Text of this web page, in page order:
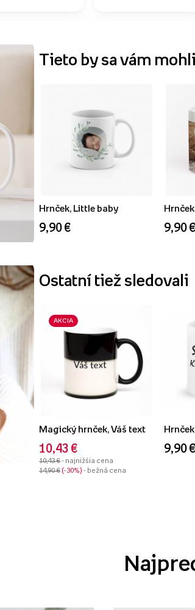
Tieto by sa vám
Hrnček, Little baby
9,90 € 9,90 €
Ostatní tiež sledovali
AKCIA
Magický hrnček, Váš text
10,43 €
10,43 €- najnižšia cena
14,90 € -30% - bežná cena
9,90 €